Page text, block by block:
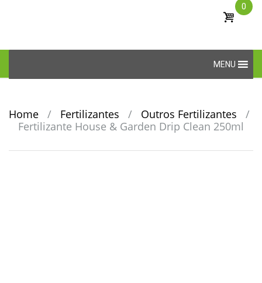
0
content
MENU
Home / Fertilizantes / Outros Fertilizantes
/
Fertilizante House & Garden Drip Clean 250ml